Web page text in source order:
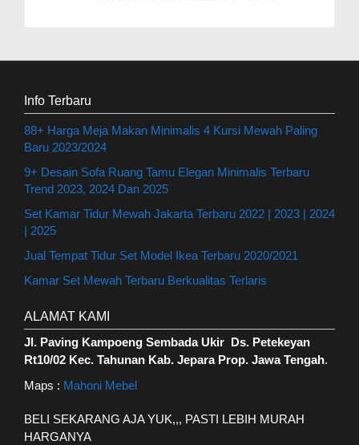
Info Terbaru
88+ Harga Meja Makan Minimalis 4 Kursi Mewah Paling
Baru 2023/2024
9+ Desain Sofa Ruang Tamu Elegan Minimalis Terbaru
Trend 2023, 2024 Dan 2025
Set Kamar Tidur Mewah Jakarta Terbaru 2022 | 2023 | 2024
| 2025
Jual Tempat Tidur Set Model Ikea Terbaru 2020/2021
Kamar Set Mewah Terbaru Berkualitas Terlaris
ALAMAT KAMI
Jl. Paving Kampoeng Sembada Ukir Ds. Petekeyan
Rt10/02 Kec. Tahunan Kab. Jepara Prop. Jawa Tengah.
Maps : Mahoni Mebel
BELI SEKARANG AJA YUK,,, PASTI LEBIH MURAH
HARGANYA